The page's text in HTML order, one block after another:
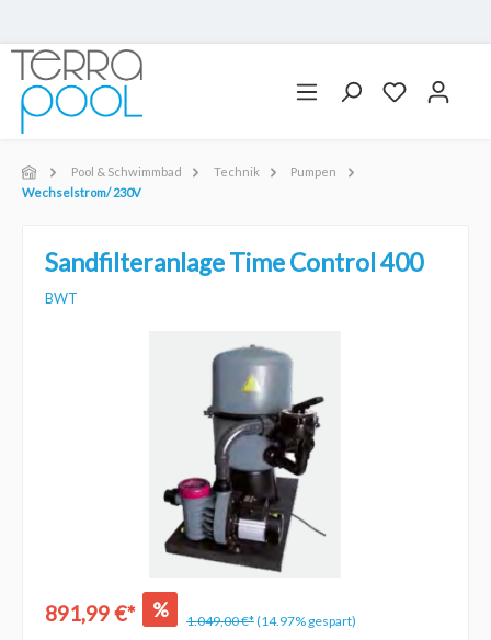
Pool & Schwimmbad Technik
Pumpen
Wechselstrom/ 230V
Sandfilteranlage Time Control 400
BWT
891,99 €* % 1.049,00 €*(14.97% gespart)